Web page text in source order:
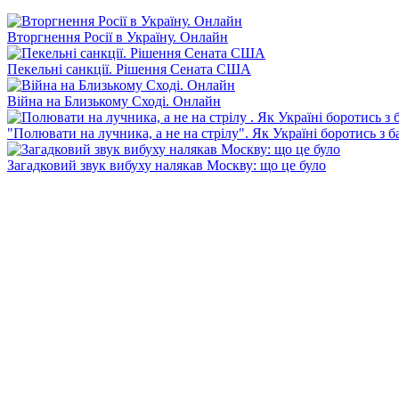
Вторгнення Росії в Україну. Онлайн
Пекельні санкції. Рішення Сената США
Війна на Близькому Сході. Онлайн
"Полювати на лучника, а не на стрілу". Як Україні боротись з
Загадковий звук вибуху налякав Москву: що це було